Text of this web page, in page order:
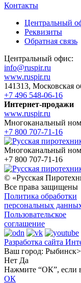
Контакты
Центральный
Реквизиты
Обратная связь
Центральный офис:
info@ruspir.ru
www.ruspir.ru
141313, Московская
+7 496 548-06-16
Интернет-продажи
www.ruspir.ru
Многоканальный
+7 800 707-71-16
Многоканальный
+7 800 707-71-16
© «Русская
Все права защищены
Политика обработки
персональных
Пользовательское
соглашение
Разработка сайта
Ваш город:
Нет Да
Нажмите “ОК”, если
ОК